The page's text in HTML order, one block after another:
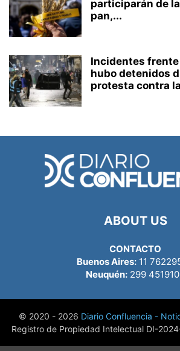
participarán de
pan,...
Incidentes frente
hubo detenidos
protesta contra
ABOUT US
CONTACTO
Buenos Aires: 11
Neuquén:299
© 2020 - 2026 Diario Confluencia -
Registro de Propiedad Intelectual DI-